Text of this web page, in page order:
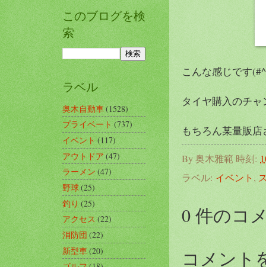
こんな感じです
タイヤ購入のチ
もちろん某量販
By奥木雅範 時刻:
ラベル: イベント ,
0 件のコ
コメント
このブログを検
索
ラベル
奥木自動車(1528)
プライベート(737)
イベント(117)
アウトドア(47)
ラーメン(47)
野球(25)
釣り(25)
アクセス(22)
消防団(22)
新型車(20)